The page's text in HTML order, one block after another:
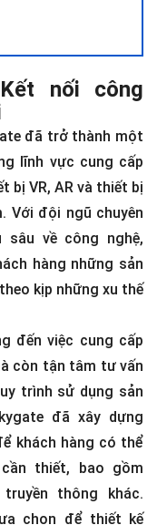
nối công
đã trở thành một
lĩnh vực cung cấp
bị VR, AR và thiết bị
Với đội ngũ chuyên
sâu về công nghệ,
hàng những sản
kịp những xu thế
đến việc cung cấp
còn tận tâm tư vấn
trình sử dụng sản
đã xây dựng
khách hàng có thể
thiết, bao gồm
thông khác.
chọn để thiết kế